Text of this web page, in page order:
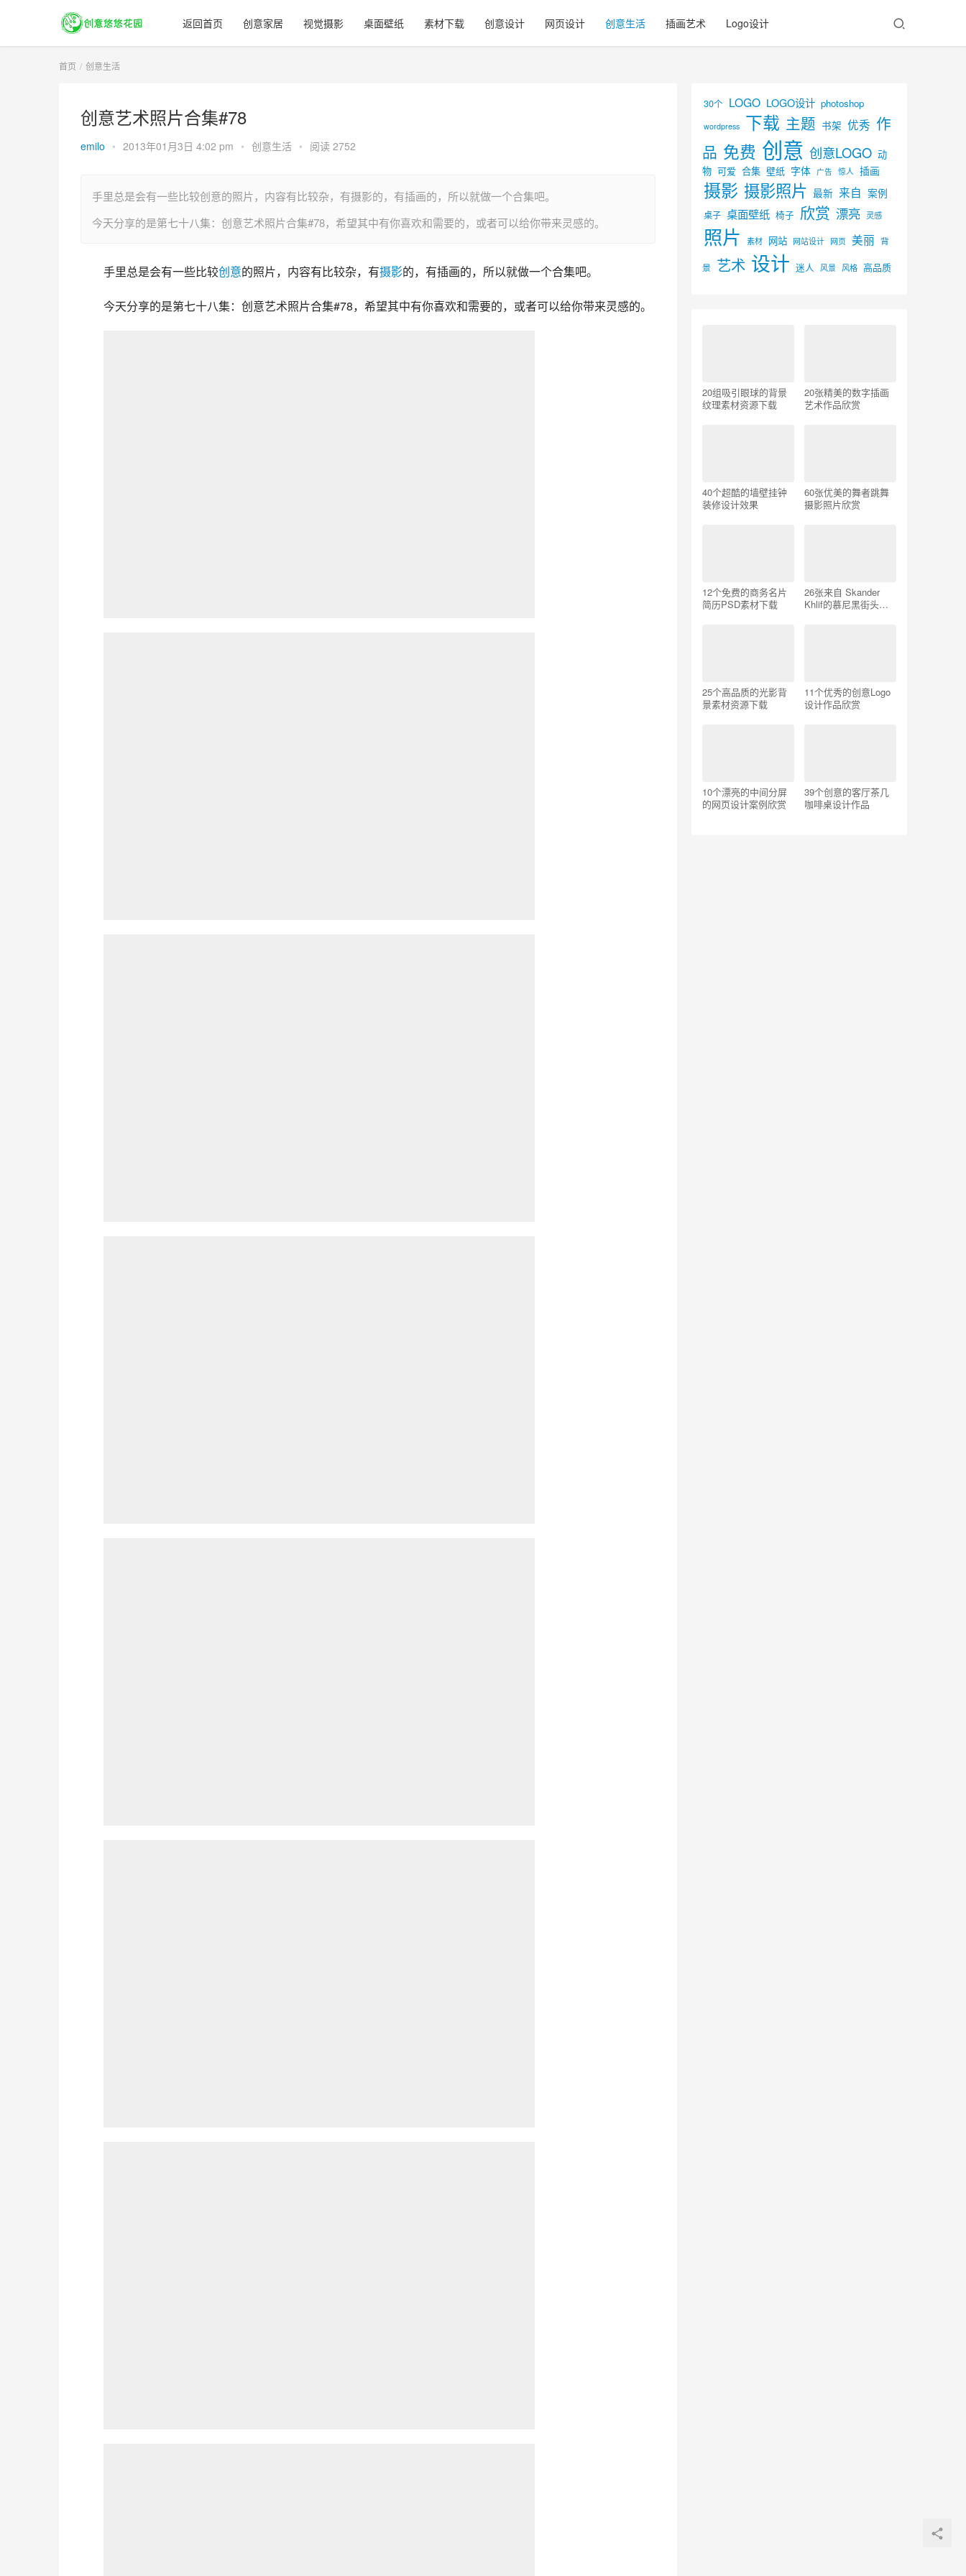
返回首页 创意家居 视觉摄影 桌面壁纸 素材下载 创意设计 网页设计 创意生活 插画艺术 Logo设计
首页 创意生活
创意艺术照片合集#78
emilo • 2013年01月3日 4:02 pm • 创意生活 • 阅读 2752
手里总是会有一些比较创意的照片，内容有比较杂，有摄影的，有插画的，所以就做一个合集吧。
今天分享的是第七十八集：创意艺术照片合集#78，希望其中有你喜欢和需要的，或者可以给你带来灵感的。
手里总是会有一些比较创意的照片，内容有比较杂，有摄影的，有插画的，所以就做一个合集吧。
今天分享的是第七十八集：创意艺术照片合集#78，希望其中有你喜欢和需要的，或者可以给你带来灵感的。
30个 LOGO LOGO设计 photoshop
wordpress 下载 主题 书架 优秀 作
品 免费 创意 创意LOGO 动
物 可爱 合集 壁纸 字体 广告 惊人 插画
摄影 摄影照片 最新 来自 案例
桌子 桌面壁纸 椅子 欣赏 漂亮 灵感
照片 素材 网站 网站设计 网页 美丽 背
景 艺术 设计 迷人 风景 风格 高品质
20组吸引眼球的背景
纹理素材资源下载
20张精美的数字插画
艺术作品欣赏
40个超酷的墙壁挂钟
装修设计效果
60张优美的舞者跳舞
摄影照片欣赏
12个免费的商务名片
简历PSD素材下载
26张来自 Skander
Khlif的慕尼黑街头摄
25个高品质的光影背
景素材资源下载
11个优秀的创意Logo
设计作品欣赏
10个漂亮的中间分屏
的网页设计案例欣赏
39个创意的客厅茶几
咖啡桌设计作品